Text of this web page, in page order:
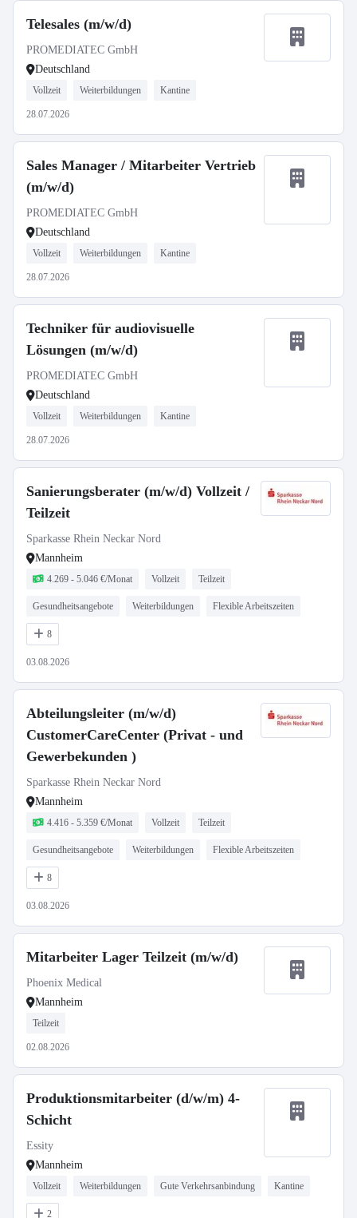
Telesales (m/w/d)
PROMEDIATEC GmbH
Deutschland
Vollzeit Weiterbildungen Kantine
28.07.2026
Sales Manager / Mitarbeiter Vertrieb
(m/w/d)
PROMEDIATEC GmbH
Deutschland
Vollzeit Weiterbildungen Kantine
28.07.2026
Techniker für audiovisuelle
Lösungen (m/w/d)
PROMEDIATEC GmbH
Deutschland
Vollzeit Weiterbildungen Kantine
28.07.2026
Sanierungsberater (m/w/d) Vollzeit /
Teilzeit
Sparkasse Rhein Neckar Nord
Mannheim
4.269 - 5.046 €/Monat Vollzeit Teilzeit
Gesundheitsangebote Weiterbildungen Flexible Arbeitszeiten
8
03.08.2026
Abteilungsleiter (m/w/d)
CustomerCareCenter (Privat - und
Gewerbekunden )
Sparkasse Rhein Neckar Nord
Mannheim
4.416 - 5.359 €/Monat Vollzeit Teilzeit
Gesundheitsangebote Weiterbildungen Flexible Arbeitszeiten
8
03.08.2026
Mitarbeiter Lager Teilzeit (m/w/d)
Phoenix Medical
Mannheim
Teilzeit
02.08.2026
Produktionsmitarbeiter (d/w/m) 4-
Schicht
Essity
Mannheim
Vollzeit Weiterbildungen Gute Verkehrsanbindung Kantine
2